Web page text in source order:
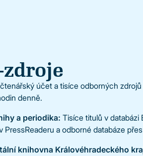
zdroje
účet a tisíce odborných
denně.
a periodika: Tisíce titulů v databázi
PressReaderu a odborné databáze
knihovna Královéhradeckého